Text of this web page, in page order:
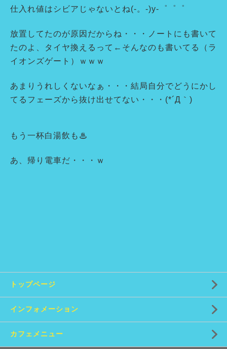
仕入れ値はシビアじゃないとね(-。-)y-゜゜゜
放置してたのが原因だからね・・・ノートにも書いて
たのよ、タイヤ換えるって←そんなのも書いてる（ラ
イオンズゲート）ｗｗｗ
あまりうれしくないなぁ・・・結局自分でどうにかし
てるフェーズから抜け出せてない・・・(*´Д｀)
もう一杯白湯飲も♨
あ、帰り電車だ・・・ｗ
トップページ
インフォメーション
カフェメニュー